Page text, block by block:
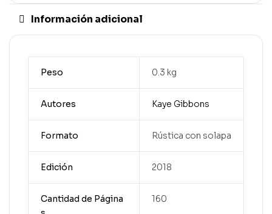
Información adicional
Peso 0.3 kg
Autores Kaye Gibbons
Formato Rústica con solapa
Edición 2018
Cantidad de Página
160